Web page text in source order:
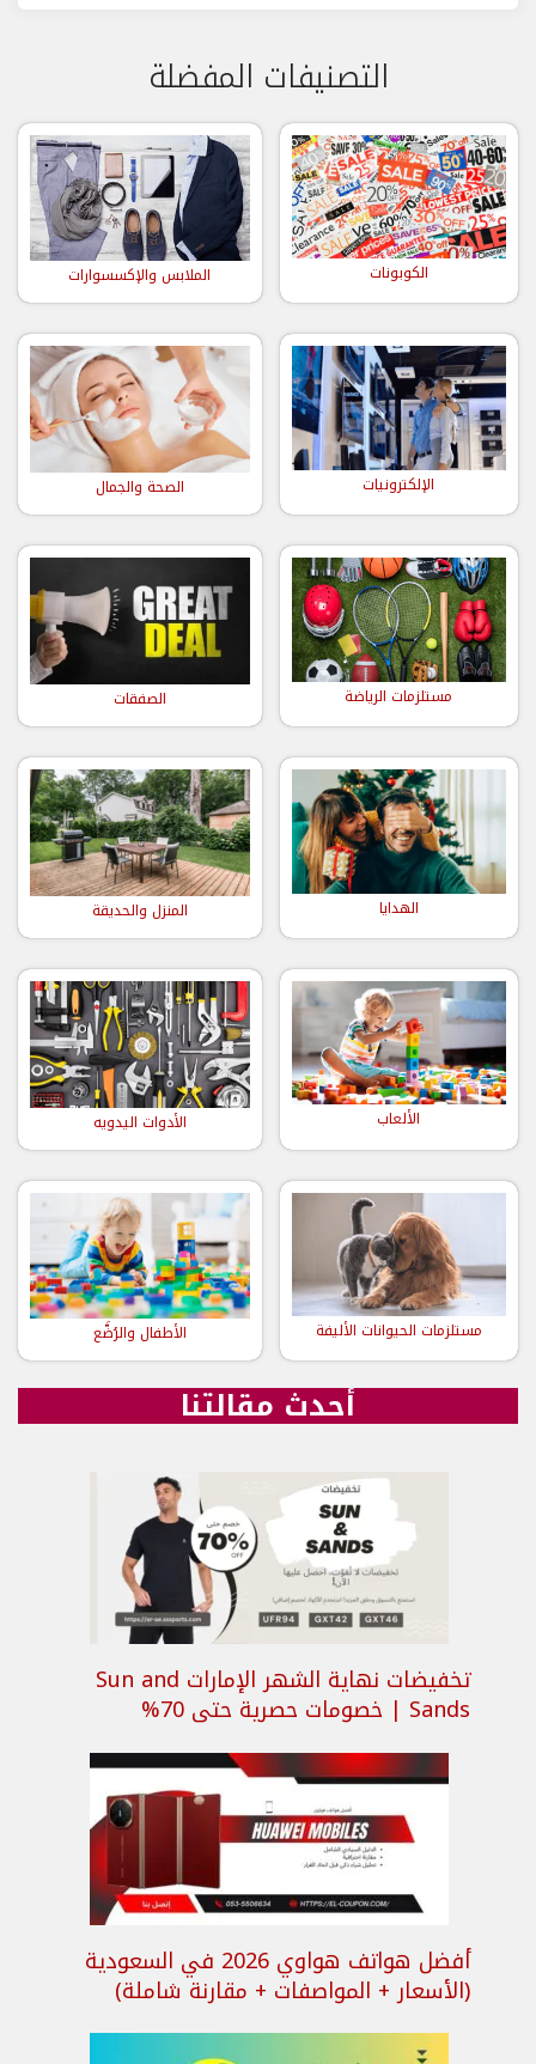
التصنيفات المفضلة
الكوبونات الملابس والإكسسوارات
الإلكترونيات الصحة والجمال
مستلزمات الرياضة الصفقات
الهدايا المنزل والحديقة
الألعاب الأدوات اليدويه
مستلزمات الحيوانات الأليفة الأطفال والرُضَّع
أحدث مقالتنا
تخفيضات نهاية الشهر الإمارات Sun and
Sands | خصومات حصرية حتى 70%
أفضل هواتف هواوي 2026 في السعودية
(الأسعار + المواصفات + مقارنة شاملة)